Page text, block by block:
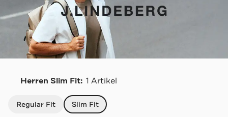
Herren Slim Fit: 1 Artikel
Regular Fit Slim Fit